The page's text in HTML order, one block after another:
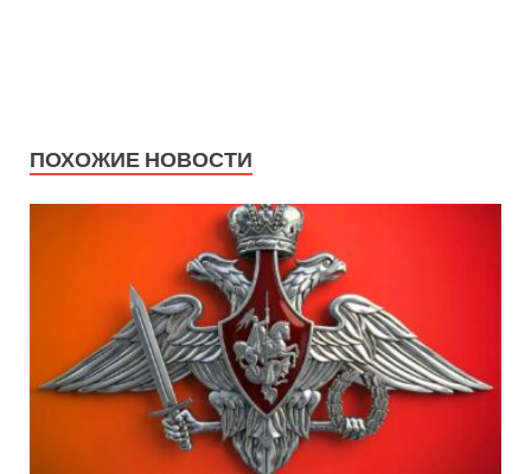
ПОХОЖИЕ НОВОСТИ